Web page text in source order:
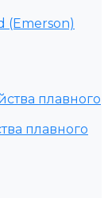
(Emerson)
плавного